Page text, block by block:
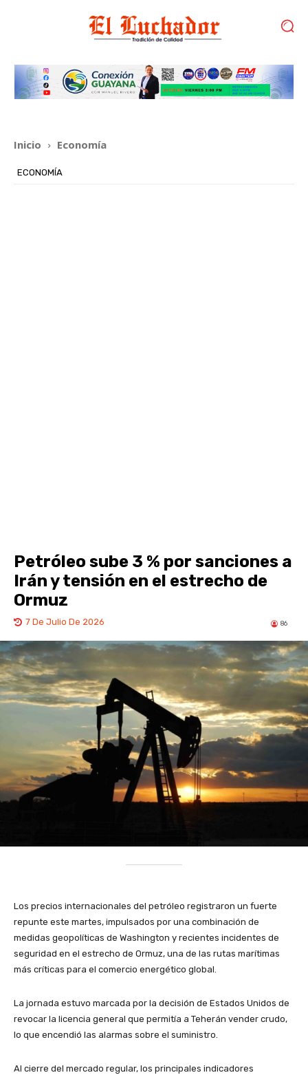
Inicio Economía
ECONOMÍA
Petróleo sube 3 % por sanciones a
Irán y tensión en el estrecho de
Ormuz
7 De Julio De 2026 86
Los precios internacionales del petróleo registraron un fuerte
repunte este martes, impulsados por una combinación de
medidas geopolíticas de Washington y recientes incidentes de
seguridad en el estrecho de Ormuz, una de las rutas marítimas
más críticas para el comercio energético global.
​La jornada estuvo marcada por la decisión de Estados Unidos de
revocar la licencia general que permitía a Teherán vender crudo,
lo que encendió las alarmas sobre el suministro.
​Al cierre del mercado regular, los principales indicadores